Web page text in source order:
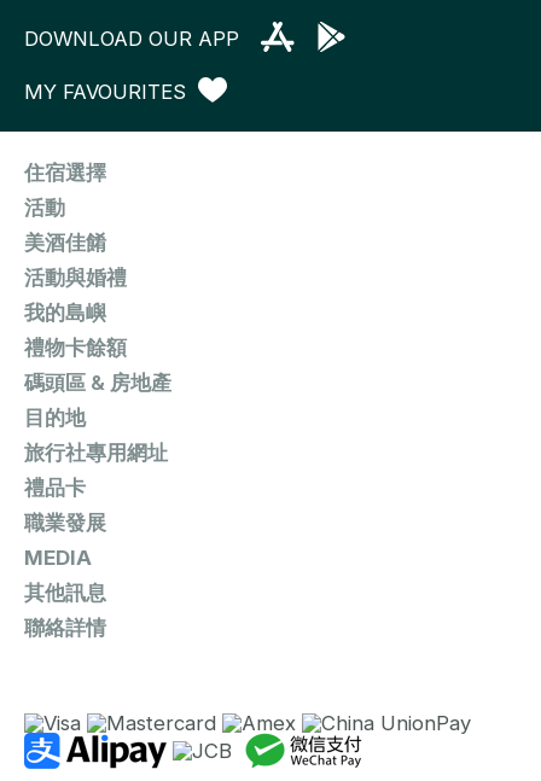
DOWNLOAD OUR APP
MY FAVOURITES
住宿選擇
活動
美酒佳餚
活動與婚禮
我的島嶼
禮物卡餘額
碼頭區 & 房地產
目的地
旅行社專用網址
禮品卡
職業發展
MEDIA
其他訊息
聯絡詳情